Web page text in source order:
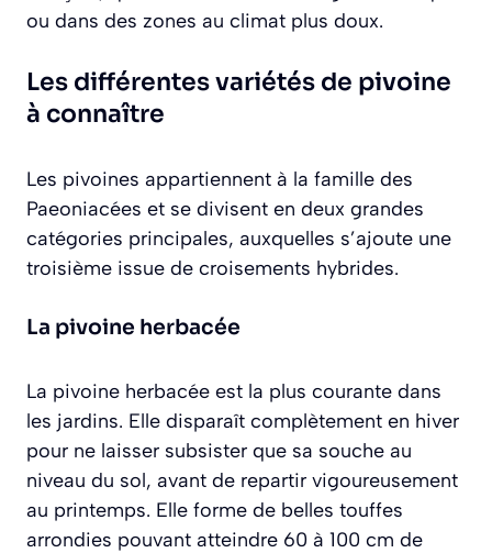
ou dans des zones au climat plus doux.
Les différentes variétés de pivoine
à connaître
Les pivoines appartiennent à la famille des
Paeoniacées et se divisent en deux grandes
catégories principales, auxquelles s’ajoute une
troisième issue de croisements hybrides.
La pivoine herbacée
La pivoine herbacée est la plus courante dans
les jardins. Elle disparaît complètement en hiver
pour ne laisser subsister que sa souche au
niveau du sol, avant de repartir vigoureusement
au printemps. Elle forme de belles touffes
arrondies pouvant atteindre 60 à 100 cm de